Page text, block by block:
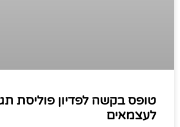
טופס בקשה לפדיון פוליסת
לעצמאים